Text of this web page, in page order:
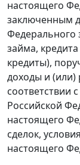
настоящего
заключенным
Федерального
займа,
кредиты),
доходы и (или)
соответствии
Российской
настоящего
сделок,
настоящего